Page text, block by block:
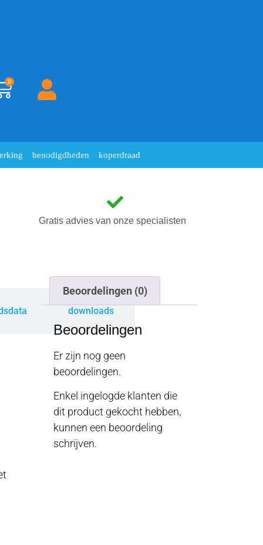
0
benodigdheden koperdraad
Gratis advies van onze specialisten
downloads
Beoordelingen (0)
Beoordelingen
Er zijn nog geen
beoordelingen.
Enkel ingelogde klanten die
dit product gekocht hebben,
kunnen een beoordeling
schrijven.